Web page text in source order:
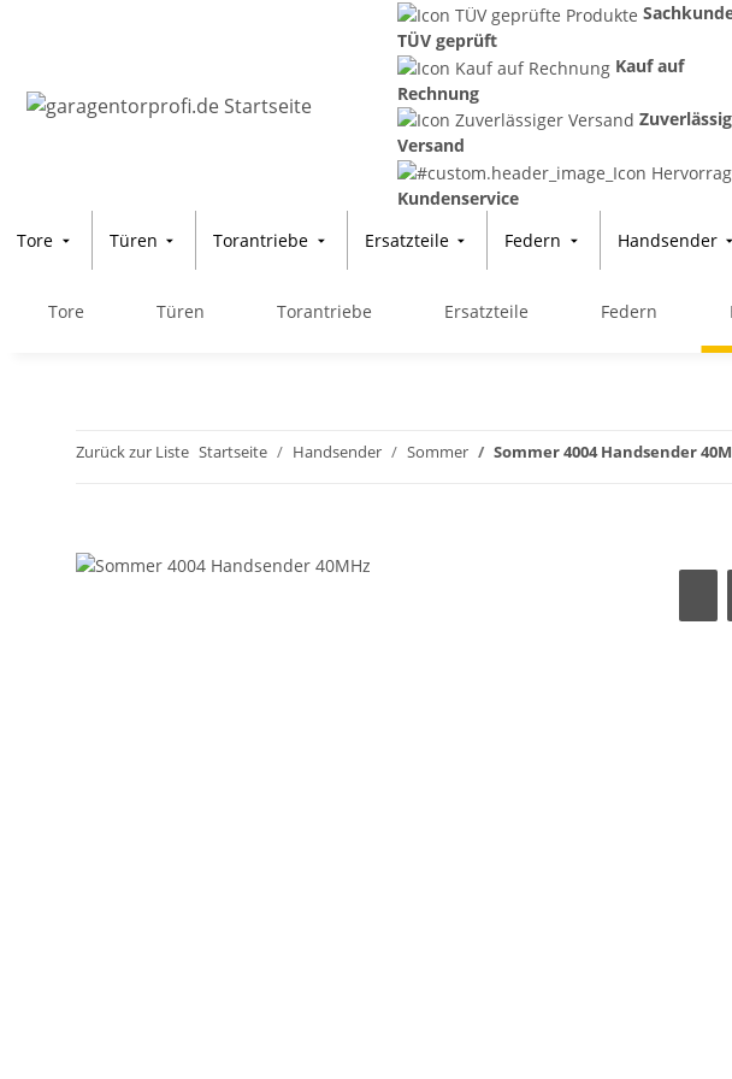
TÜV geprüft
Kauf auf
Rechnung
Versand
Kundenservice
Tore Türen Torantriebe Ersatzteile Federn Handsender
Tore Türen Torantriebe Ersatzteile Federn
Zurück zur Liste Startseite Handsender Sommer Sommer 4004 Handsender